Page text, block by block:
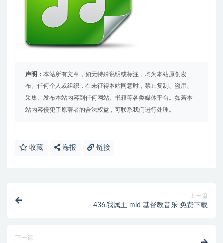
声明： 本站所有文章，如无特殊说明或标注，均为本站原创发
布。任何个人或组织，在未征得本站同意时，禁止复制、盗用、
采集、发布本站内容到任何网站、书籍等各类媒体平台。如若本
站内容侵犯了原著者的合法权益，可联系我们进行处理。
收藏 海报 链接
上一篇
436.我属主 mid 基督教音乐 免费下载
下一篇